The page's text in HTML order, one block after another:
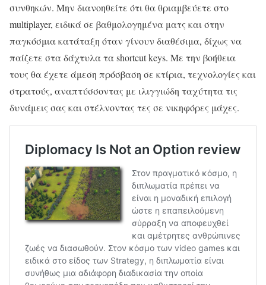
συνθηκών. Μην διανοηθείτε ότι θα θριαμβεύετε στο
multiplayer, ειδικά σε βαθμολογημένα ματς και στην
παγκόσμια κατάταξη όταν γίνουν διαθέσιμα, δίχως να
παίζετε στα δάχτυλα τα shortcut keys. Με την βοήθεια
τους θα έχετε άμεση πρόσβαση σε κτίρια, τεχνολογίες και
στρατούς, αναπτύσσοντας με ιλιγγιώδη ταχύτητα τις
δυνάμεις σας και στέλνοντας τες σε νικηφόρες μάχες.